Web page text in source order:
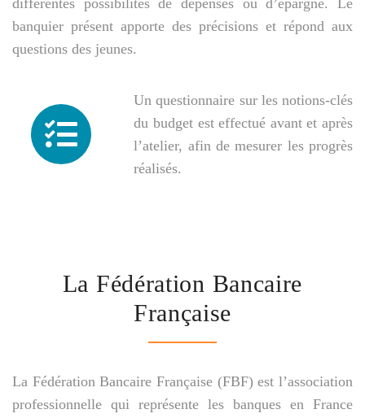
différentes possibilités de dépenses ou d’épargne. Le
banquier présent apporte des précisions et répond aux
questions des jeunes.
Un questionnaire sur les notions-clés
du budget est effectué avant et après
l’atelier, afin de mesurer les progrès
réalisés.
La Fédération Bancaire
Française
La Fédération Bancaire Française (FBF) est l’association
professionnelle qui représente les banques en France